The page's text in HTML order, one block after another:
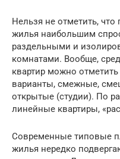
Нельзя не отметить,
жилья наибольшим
раздельными и
комнатами. Вообще,
квартир можно
варианты, смежные,
открытые (студии). По
линейные квартиры,
Современные типовые
жилья нередко